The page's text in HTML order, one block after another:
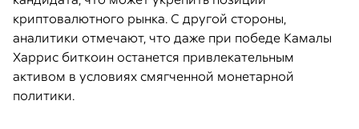
криптовалютного рынка. С другой стороны,
аналитики отмечают, что даже при победе Камалы
Харрис биткоин останется привлекательным
активом в условиях смягченной монетарной
политики.